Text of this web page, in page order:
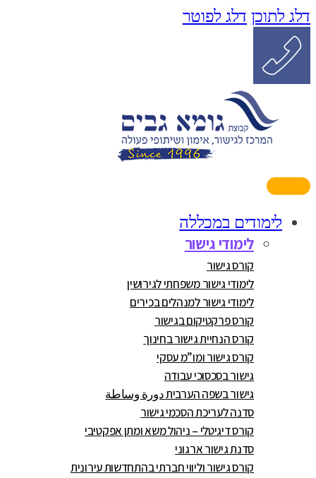
דלג לתוכן דלג לפוטר
לימודים במכללה
לימודי גישור
קורס גישור
לימודי גישור משפחתי לגירושין
לימודי גישור למנהלים בכירים
קורס פרקטיקום בגישור
קורס הנחיית גישור בחינוך
קורס גישור ומו”מ עסקי
גישור בסכסוכי עבודה
גישור בשפה הערבית دورة وساطة
סדנה לעריכת הסכמי גישור
קורס דיגיטלי – ניהול משא ומתן אפקטיבי
סדנת גישור ארגוני
קורס גישור וליווי חברתי בהתחדשות עירונית